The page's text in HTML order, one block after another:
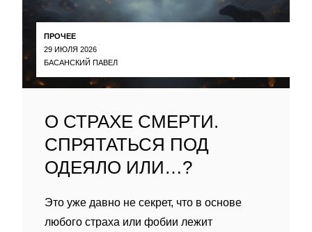
ПРОЧЕЕ
29 ИЮЛЯ 2026
БАСАНСКИЙ ПАВЕЛ
О СТРАХЕ СМЕРТИ.
СПРЯТАТЬСЯ ПОД
ОДЕЯЛО ИЛИ…?
Это уже давно не секрет, что в основе
любого страха или фобии лежит